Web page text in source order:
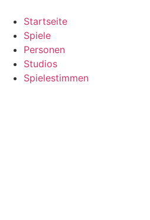
Inhalt
springen
Startseite
Spiele
Personen
Studios
Spielestimmen